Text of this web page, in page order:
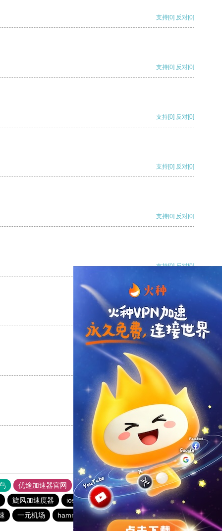
支持[0] 反对[0]
支持[0] 反对[0]
支持[0] 反对[0]
支持[0] 反对[0]
支持[0] 反对[0]
支持[0] 反对[0]
支持[0] 反对
支持
支持 反对 [0]
优途加速器官网 风驰加速器 旋风加速器
八戒看书
旋风加速度器 ios加速器 旋风加速度器
outline
一元机场 hammer加速器 快连加速器app
ios加速器